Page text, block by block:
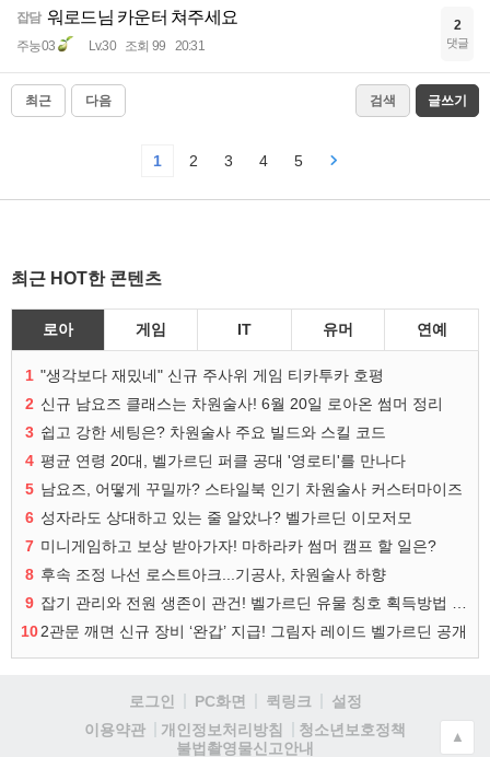
잡담 워로드님 카운터 쳐주세요
주눙03 Lv.30 조회 99 20:31
2
댓글
최근 다음 검색 글쓰기
1 2 3 4 5
최근 HOT한 콘텐츠
로아 게임 IT 유머 연예
1 "생각보다 재밌네" 신규 주사위 게임 티카투카 호평
2 신규 남요즈 클래스는 차원술사! 6월 20일 로아온 썸머 정리
3 쉽고 강한 세팅은? 차원술사 주요 빌드와 스킬 코드
4 평균 연령 20대, 벨가르딘 퍼클 공대 '영로티'를 만나다
5 남요즈, 어떻게 꾸밀까? 스타일북 인기 차원술사 커스터마이즈
6 성자라도 상대하고 있는 줄 알았나? 벨가르딘 이모저모
7 미니게임하고 보상 받아가자! 마하라카 썸머 캠프 할 일은?
8 후속 조정 나선 로스트아크...기공사, 차원술사 하향
9
102관문 깨면 신규 장비 ‘완갑’ 지급! 그림자 레이드 벨가르딘 공개
로그인 PC화면 퀵링크
설정
이용약관
개인정보처리방침
청소년보호정책
불법촬영물신고안내
▲